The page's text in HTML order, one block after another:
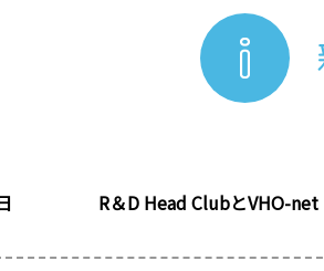
R＆D Head ClubとVHO-